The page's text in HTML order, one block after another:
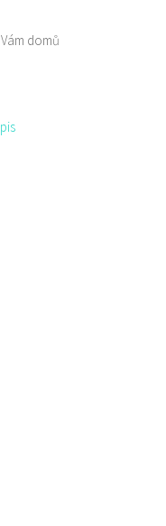
domů